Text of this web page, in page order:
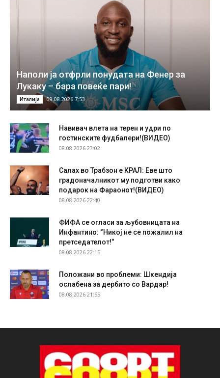
Наполи ја отфрли понудата на Фенер за
Лукаку – бара повеќе пари!
Италија 09.08.2026 7:53
Навивач влета на терен и удри по
гостинските фудбалери!(ВИДЕО)
08.08.2026 23:02
Салах во Трабзон е КРАЛ: Еве што
градоначалникот му подготви како
подарок на Фараонот!(ВИДЕО)
08.08.2026 22:40
ФИФА се огласи за љубовницата на
Инфантино: “Никој не се пожалил на
претседателот!“
08.08.2026 22:15
Положани во проблеми: Шкендија
ослабена за дербито со Вардар!
08.08.2026 21:55